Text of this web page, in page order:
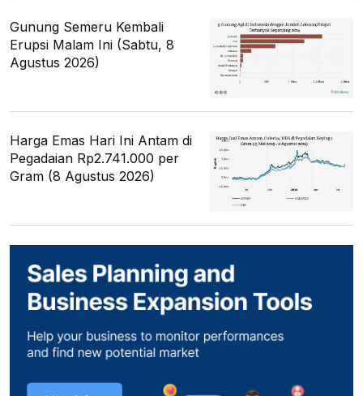
Gunung Semeru Kembali
Erupsi Malam Ini (Sabtu, 8
Agustus 2026)
Harga Emas Hari Ini Antam di
Pegadaian Rp2.741.000 per
Gram (8 Agustus 2026)